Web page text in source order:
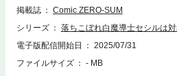
掲載誌
Comic ZERO-SUM
シリーズ
落ちこぼれ白魔導士セシルは
電子版配信開始日
2025/07/31
ファイルサイズ
- MB